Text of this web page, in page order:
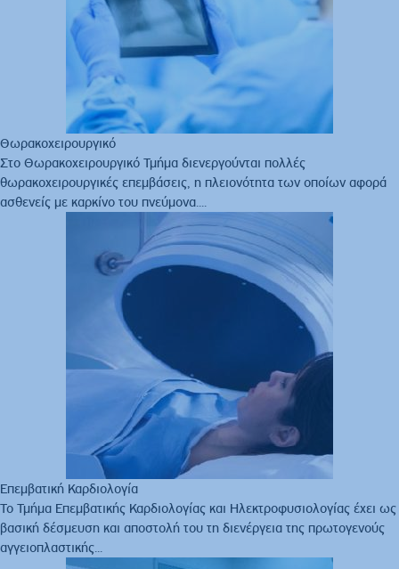
Θωρακοχειρουργικό
Στo Θωρακοχειρουργικό Τμήμα διενεργούνται πολλές
θωρακοχειρουργικές επεμβάσεις, η πλειονότητα των οποίων αφορά
ασθενείς με καρκίνο του πνεύμονα....
Επεμβατική Καρδιολογία
Το Τμήμα Επεμβατικής Καρδιολογίας και Ηλεκτροφυσιολογίας έχει ως
βασική δέσμευση και αποστολή του τη διενέργεια της πρωτογενούς
αγγειοπλαστικής...